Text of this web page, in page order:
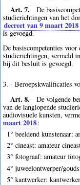
Art. 7.
De
studierichtingen van het
decreet van 9 maart 2018
is gevoegd.
De basiscompetenties voor
studierichtingen, vermeld
bij dit besluit is gevoegd.
3. - Beroepskwalificaties
Art. 8.
De volgende
van de langlopende
audiovisuele kunsten,
maart 2018:
1° beeldend kunstenaar:
2° cineast: amateur
3° fotograaf: amateur
4° juweelontwerper/
5° kantwerker: